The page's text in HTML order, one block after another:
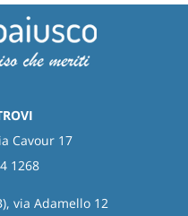
Cavour 17
1268
via Adamello 12